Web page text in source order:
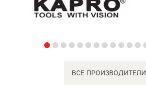
ВСЕ ПРОИЗВОДИТЕЛИ